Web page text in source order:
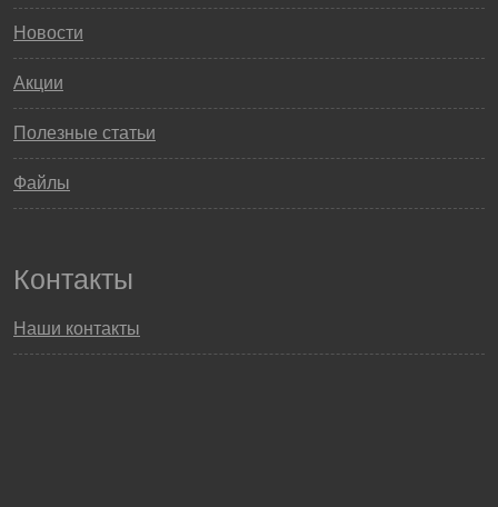
Новости
Акции
Полезные статьи
Файлы
Контакты
Наши контакты